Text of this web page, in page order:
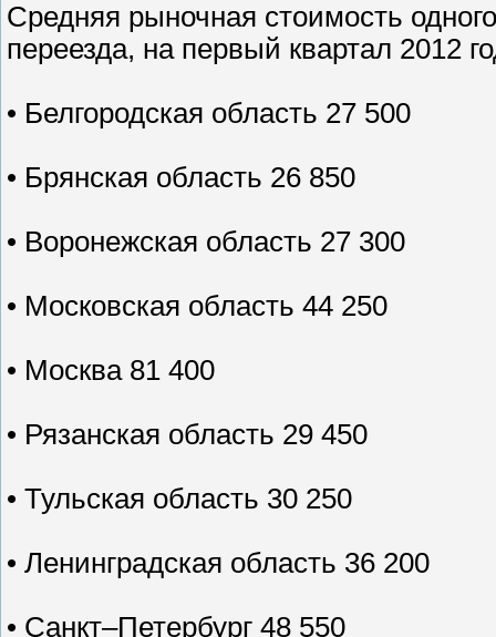
Средняя рыночная стоимость
переезда, на первый квартал 2012
• Белгородская область 27 500
• Брянская область 26 850
• Воронежская область 27 300
• Московская область 44 250
• Москва 81 400
• Рязанская область 29 450
• Тульская область 30 250
• Ленинградская область 36 200
• Санкт–Петербург 48 550